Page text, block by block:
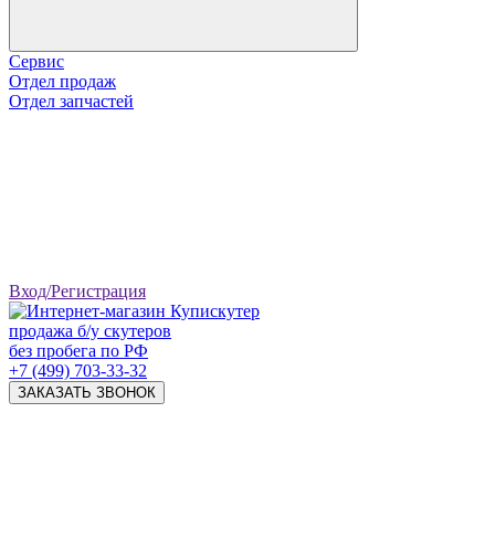
Сервис
Отдел продаж
Отдел запчастей
Вход/Регистрация
продажа б/у скутеров
без пробега по РФ
+7 (499) 703-33-32
ЗАКАЗАТЬ ЗВОНОК